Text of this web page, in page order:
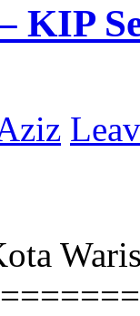
KIP